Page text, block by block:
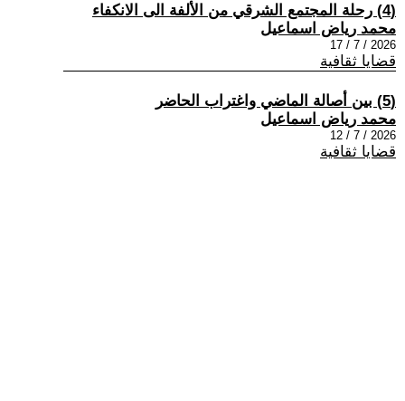
(4) رحلة المجتمع الشرقي من الألفة الى الانكفاء
محمد رياض اسماعيل
2026 / 7 / 17
قضايا ثقافية
(5) بين أصالة الماضي واغتراب الحاضر
محمد رياض اسماعيل
2026 / 7 / 12
قضايا ثقافية